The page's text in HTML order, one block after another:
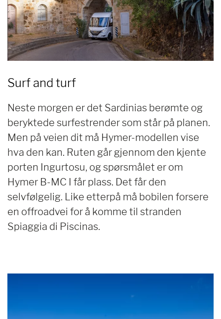
Surf and turf
Neste morgen er det Sardinias berømte og
beryktede surfestrender som står på planen.
Men på veien dit må Hymer-modellen vise
hva den kan. Ruten går gjennom den kjente
porten Ingurtosu, og spørsmålet er om
Hymer B-MC I får plass. Det får den
selvfølgelig. Like etterpå må bobilen forsere
en offroadvei for å komme til stranden
Spiaggia di Piscinas.